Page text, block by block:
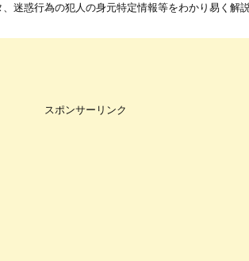
惑行為の犯人の身元特定情報等をわかり易く解
スポンサーリンク